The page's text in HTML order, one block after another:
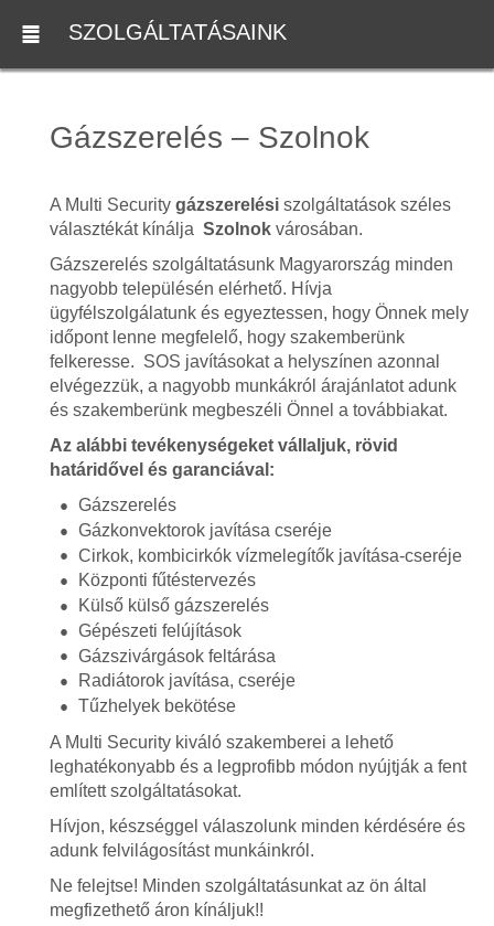
SZOLGÁLTATÁSAINK
Gázszerelés – Szolnok
A Multi Security gázszerelésiszolgáltatások széles
választékát kínálja Szolnokvárosában.
Gázszerelés szolgáltatásunk Magyarország minden
nagyobb településén elérhető. Hívja
ügyfélszolgálatunk és egyeztessen, hogy Önnek mely
időpont lenne megfelelő, hogy szakemberünk
felkeresse. SOS javításokat a helyszínen azonnal
elvégezzük, a nagyobb munkákról árajánlatot adunk
és szakemberünk megbeszéli Önnel a továbbiakat.
Az alábbi tevékenységeket vállaljuk, rövid
határidővel és garanciával:
Gázszerelés
Gázkonvektorok javítása cseréje
Cirkok, kombicirkók vízmelegítők javítása-cseréje
Központi fűtéstervezés
Külső külső gázszerelés
Gépészeti felújítások
Gázszivárgások feltárása
Radiátorok javítása, cseréje
Tűzhelyek bekötése
A Multi Security kiváló szakemberei a lehető
leghatékonyabb és a legprofibb módon nyújtják a fent
említett szolgáltatásokat.
Hívjon, készséggel válaszolunk minden kérdésére és
adunk felvilágosítást munkáinkról.
Ne felejtse! Minden szolgáltatásunkat az ön által
megfizethető áron kínáljuk!!